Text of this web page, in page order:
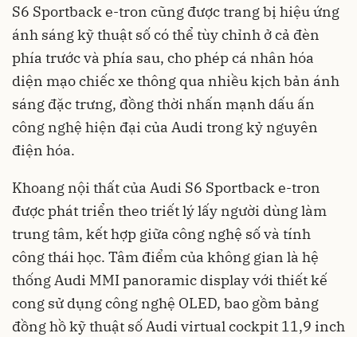
S6 Sportback e-tron cũng được trang bị hiệu ứng
ánh sáng kỹ thuật số có thể tùy chỉnh ở cả đèn
phía trước và phía sau, cho phép cá nhân hóa
diện mạo chiếc xe thông qua nhiều kịch bản ánh
sáng đặc trưng, đồng thời nhấn mạnh dấu ấn
công nghệ hiện đại của Audi trong kỷ nguyên
điện hóa.
Khoang nội thất của Audi S6 Sportback e-tron
được phát triển theo triết lý lấy người dùng làm
trung tâm, kết hợp giữa công nghệ số và tính
công thái học. Tâm điểm của không gian là hệ
thống Audi MMI panoramic display với thiết kế
cong sử dụng công nghệ OLED, bao gồm bảng
đồng hồ kỹ thuật số Audi virtual cockpit 11,9 inch